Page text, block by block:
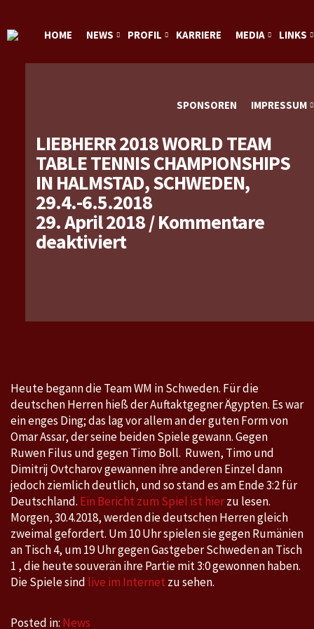
HOME NEWS PROFIL KARRIERE MEDIA LINKS
SPONSOREN IMPRESSUM
LIEBHERR 2018 WORLD TEAM
TABLE TENNIS CHAMPIONSHIPS
IN HALMSTAD, SCHWEDEN,
29.4.-6.5.2018
29. April 2018/Kommentare
deaktiviertfür
Team
Championships
in
Halmstad,
Schweden,
29.4.-6.5.2018
Heute begann die Team WM in Schweden. Für die
deutschen Herren hieß der Auftaktgegner Ägypten. Es war
ein enges Ding; das lag vor allem an der guten Form von
Omar Assar, der seine beiden Spiele gewann. Gegen
Ruwen Filus und gegen Timo Boll. Ruwen, Timo und
Dimitrij Ovtcharov gewannen ihre anderen Einzel dann
jedoch ziemlich deutlich, und so stand es am Ende 3:2 für
Deutschland. Ein Bericht zum Spiel ist hierzu lesen.
Morgen, 30.4.2018, werden die deutschen Herren gleich
zweimal gefordert. Um 10 Uhr spielen sie gegen Rumänien
an Tisch 4, um 19 Uhr gegen Gastgeber Schweden an Tisch
1 , die heute souverän ihre Partie mit 3:0 gewonnen haben.
Die Spiele sind live im Internet zu sehen.
Posted in: News